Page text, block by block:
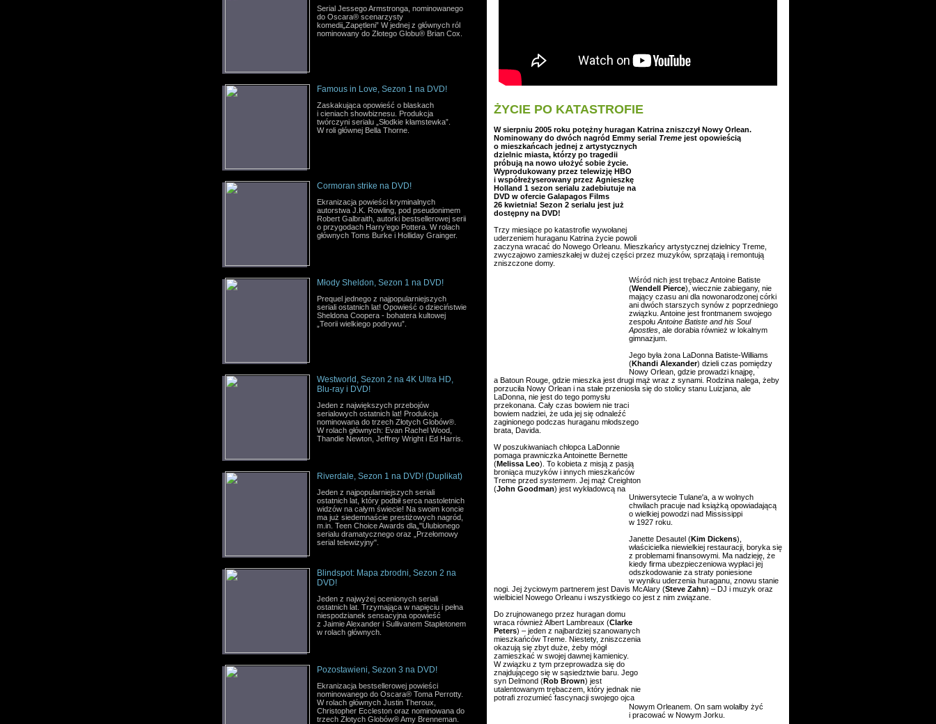
Serial Jessego Armstronga, nominowanego
do Oscara® scenarzysty
komedii„Zapętleni” W jednej z głównych ról
nominowany do Złotego Globu® Brian Cox.
Famous in Love, Sezon 1 na DVD!
Zaskakująca opowieść o blaskach
i cieniach showbiznesu. Produkcja
twórczyni serialu „Słodkie kłamstewka”.
W roli głównej Bella Thorne.
Cormoran strike na DVD!
Ekranizacja powieści kryminalnych
autorstwa J.K. Rowling, pod pseudonimem
Robert Galbraith, autorki bestsellerowej serii
o przygodach Harry’ego Pottera. W rolach
głównych Toms Burke i Holliday Grainger.
Młody Sheldon, Sezon 1 na DVD!
Prequel jednego z najpopularniejszych
seriali ostatnich lat! Opowieść o dzieciństwie
Sheldona Coopera - bohatera kultowej
„Teorii wielkiego podrywu”.
Westworld, Sezon 2 na 4K Ultra HD,
Blu-ray i DVD!
Jeden z największych przebojów
serialowych ostatnich lat! Produkcja
nominowana do trzech Złotych Globów®.
W rolach głównych: Evan Rachel Wood,
Thandie Newton, Jeffrey Wright i Ed Harris.
Riverdale, Sezon 1 na DVD! (Duplikat)
Jeden z najpopularniejszych seriali
ostatnich lat, który podbił serca nastoletnich
widzów na całym świecie! Na swoim koncie
ma już siedemnaście prestiżowych nagród,
m.in. Teen Choice Awards dla„"Ulubionego
serialu dramatycznego oraz „Przełomowy
serial telewizyjny".
Blindspot: Mapa zbrodni, Sezon 2 na
DVD!
Jeden z najwyżej ocenionych seriali
ostatnich lat. Trzymająca w napięciu i pełna
niespodzianek sensacyjna opowieść
z Jaimie Alexander i Sullivanem Stapletonem
w rolach głównych.
Pozostawieni, Sezon 3 na DVD!
Ekranizacja bestsellerowej powieści
nominowanego do Oscara® Toma Perrotty.
W rolach głównych Justin Theroux,
Christopher Eccleston oraz nominowana do
trzech Złotych Globów® Amy Brenneman.
ŻYCIE PO KATASTROFIE
W sierpniu 2005 roku potężny huragan Katrina zniszczył Nowy Orlean.
Nominowany do dwóch nagród Emmy serial Treme jest opowieścią
o mieszkańcach jednej z artystycznych
dzielnic miasta, którzy po tragedii
próbują na nowo ułożyć sobie życie.
Wyprodukowany przez telewizję HBO
i współreżyserowany przez Agnieszkę
Holland 1 sezon serialu zadebiutuje na
DVD w ofercie Galapagos Films
26 kwietnia! Sezon 2 serialu jest już
dostępny na DVD!
Trzy miesiące po katastrofie wywołanej
uderzeniem huraganu Katrina życie powoli
zaczyna wracać do Nowego Orleanu. Mieszkańcy artystycznej dzielnicy Treme,
zwyczajowo zamieszkałej w dużej części przez muzyków, sprzątają i remontują
zniszczone domy.
Wśród nich jest trębacz Antoine Batiste
(Wendell Pierce), wiecznie zabiegany, nie
mający czasu ani dla nowonarodzonej córki
ani dwóch starszych synów z poprzedniego
związku. Antoine jest frontmanem swojego
zespołu Antoine Batiste and his Soul
Apostles , ale dorabia również w lokalnym
gimnazjum.
Jego była żona LaDonna Batiste-Williams
(Khandi Alexander) dzieli czas pomiędzy
Nowy Orlean, gdzie prowadzi knajpę,
a Batoun Rouge, gdzie mieszka jest drugi mąż wraz z synami. Rodzina nalega, żeby
porzuciła Nowy Orlean i na stałe przeniosła się do stolicy stanu Luizjana, ale
LaDonna, nie jest do tego pomysłu
przekonana. Cały czas bowiem nie traci
bowiem nadziei, że uda jej się odnaleźć
zaginionego podczas huraganu młodszego
brata, Davida.
W poszukiwaniach chłopca LaDonnie
pomaga prawniczka Antoinette Bernette
(Melissa Leo). To kobieta z misją z pasją
broniąca muzyków i innych mieszkańców
Treme przed systemem . Jej mąż Creighton
(John Goodman) jest wykładowcą na
Uniwersytecie Tulane'a, a w wolnych
chwilach pracuje nad książką opowiadającą
o wielkiej powodzi nad Mississippi
w 1927 roku.
Janette Desautel (Kim Dickens),
właścicielka niewielkiej restauracji, boryka się
z problemami finansowymi. Ma nadzieję, że
kiedy firma ubezpieczeniowa wypłaci jej
odszkodowanie za straty poniesione
w wyniku uderzenia huraganu, znowu stanie
nogi. Jej życiowym partnerem jest Davis McAlary (Steve Zahn) – DJ i muzyk oraz
wielbiciel Nowego Orleanu i wszystkiego co jest z nim związane.
Do zrujnowanego przez huragan domu
wraca również Albert Lambreaux (Clarke
Peters) – jeden z najbardziej szanowanych
mieszkańców Treme. Niestety, zniszczenia
okazują się zbyt duże, żeby mógł
zamieszkać w swojej dawnej kamienicy.
W związku z tym przeprowadza się do
znajdującego się w sąsiedztwie baru. Jego
syn Delmond (Rob Brown) jest
utalentowanym trębaczem, który jednak nie
potrafi zrozumieć fascynacji swojego ojca
Nowym Orleanem. On sam wolałby żyć
i pracować w Nowym Jorku.